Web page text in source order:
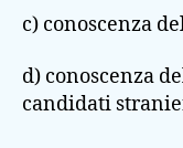
c) conoscenza
d) conoscenza
candidati